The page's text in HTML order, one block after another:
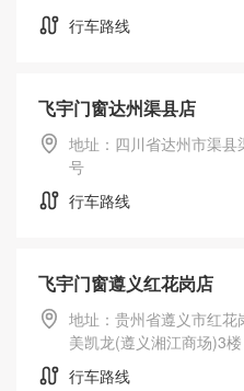
行车路线
飞宇门窗达州渠县店
地址：四川省达州市渠
号
行车路线
飞宇门窗遵义红花岗店
地址：贵州省遵义市红
美凯龙(遵义湘江商场)3楼
行车路线